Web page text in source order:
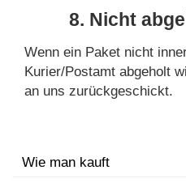
8. Nicht
Wenn ein Paket nicht
Kurier/Postamt abgeholt
an uns zurückgeschickt.
Wie man kauft